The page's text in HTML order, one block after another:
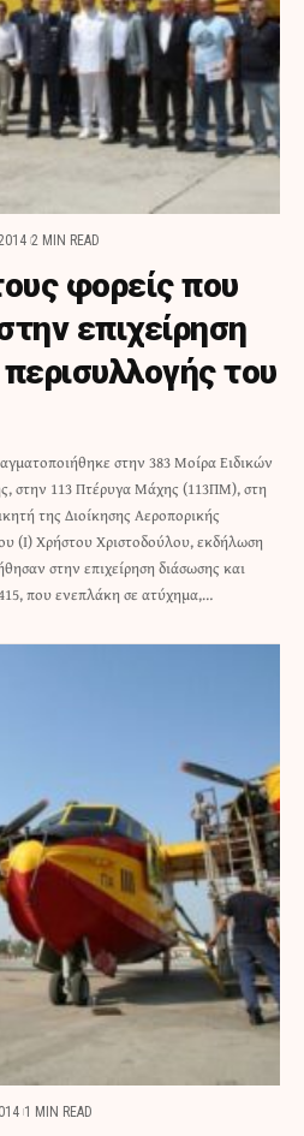
2 MIN READ
φορείς που
επιχείρηση
του
στην 383 Μοίρα Ειδικών
στην 113 Πτέρυγα Μάχης (113ΠΜ), στη
της Διοίκησης Αεροπορικής
(Ι) Χρήστου Χριστοδούλου, εκδήλωση
στην επιχείρηση διάσωσης και
που ενεπλάκη σε ατύχημα,…
1 MIN READ